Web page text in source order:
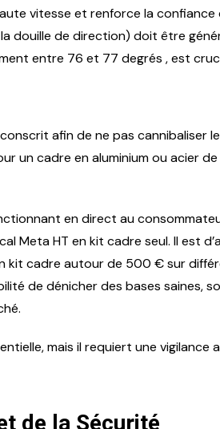
vitesse et renforce la confiance
douille de direction) doit être
entre 76 et 77 degrés , est
afin de ne pas cannibaliser
un cadre en aluminium ou acier
en direct au
Meta HT en kit cadre seul. Il est
kit cadre autour de 500 € sur
de dénicher des bases saines,
mais il requiert une vigilance
de la Sécurité